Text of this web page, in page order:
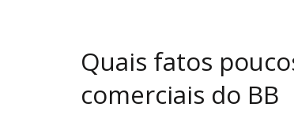
Quais fatos
comerciais do BB